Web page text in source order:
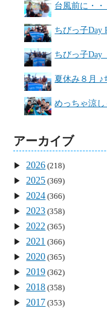
台風前に・
ちびっ子Day
ちびっ子Day
夏休み８月 ♪
めっちゃ涼し
アーカイブ
2026 (218)
2025 (369)
2024 (366)
2023 (358)
2022 (365)
2021 (366)
2020 (365)
2019 (362)
2018 (358)
2017 (353)